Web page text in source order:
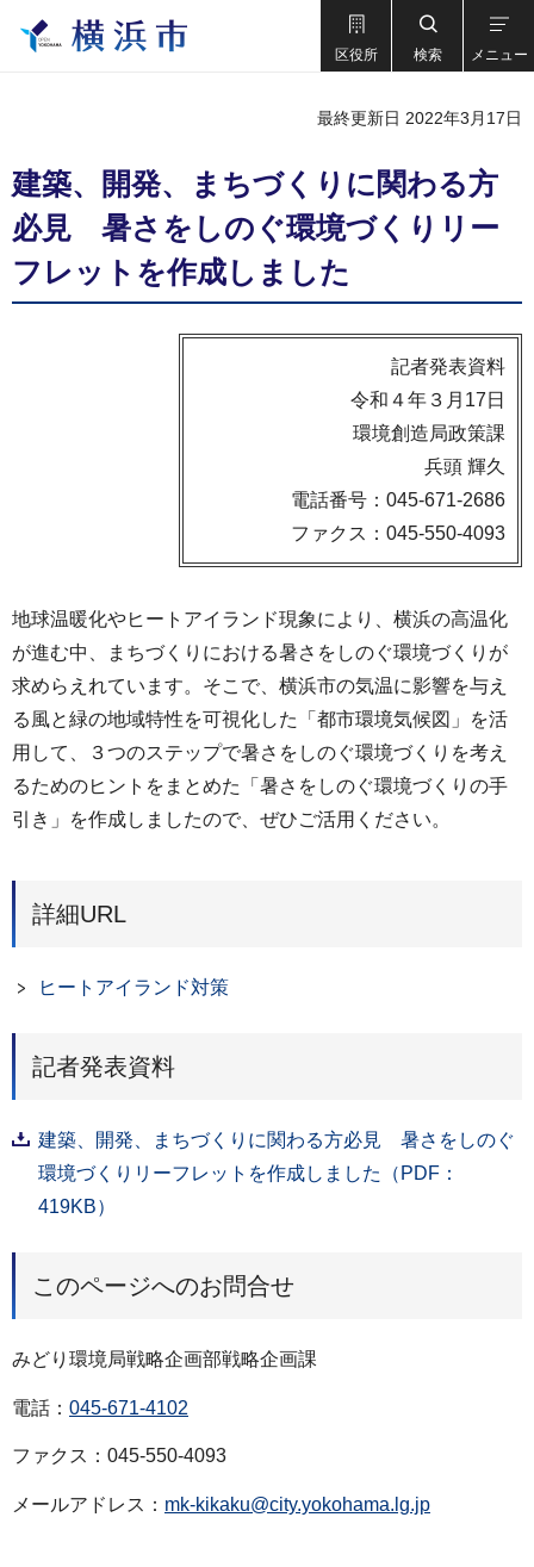
区役所 検索 メニュー
最終更新日 2022年3月17日
建築、開発、まちづくりに関わる方
必見 暑さをしのぐ環境づくりリー
フレットを作成しました
記者発表資料
令和４年３月17日
環境創造局政策課
兵頭 輝久
電話番号：045-671-2686
ファクス：045-550-4093
地球温暖化やヒートアイランド現象により、横浜の高温化
が進む中、まちづくりにおける暑さをしのぐ環境づくりが
求めらえれています。そこで、横浜市の気温に影響を与え
る風と緑の地域特性を可視化した「都市環境気候図」を活
用して、３つのステップで暑さをしのぐ環境づくりを考え
るためのヒントをまとめた「暑さをしのぐ環境づくりの手
引き」を作成しましたので、ぜひご活用ください。
詳細URL
ヒートアイランド対策
記者発表資料
建築、開発、まちづくりに関わる方必見 暑さをしのぐ
環境づくりリーフレットを作成しました（PDF：
419KB）
このページへのお問合せ
みどり環境局戦略企画部戦略企画課
電話： 045-671-4102
ファクス：045-550-4093
メールアドレス： mk-kikaku@city.yokohama.lg.jp